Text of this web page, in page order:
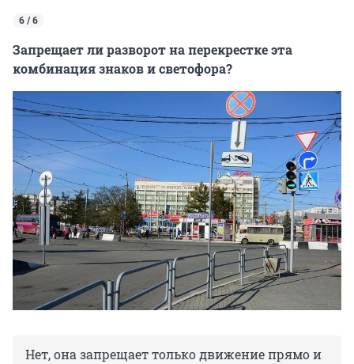
6 / 6
Запрещает ли разворот на перекрестке эта
комбинация знаков и светофора?
Нет, она запрещает только движение прямо и